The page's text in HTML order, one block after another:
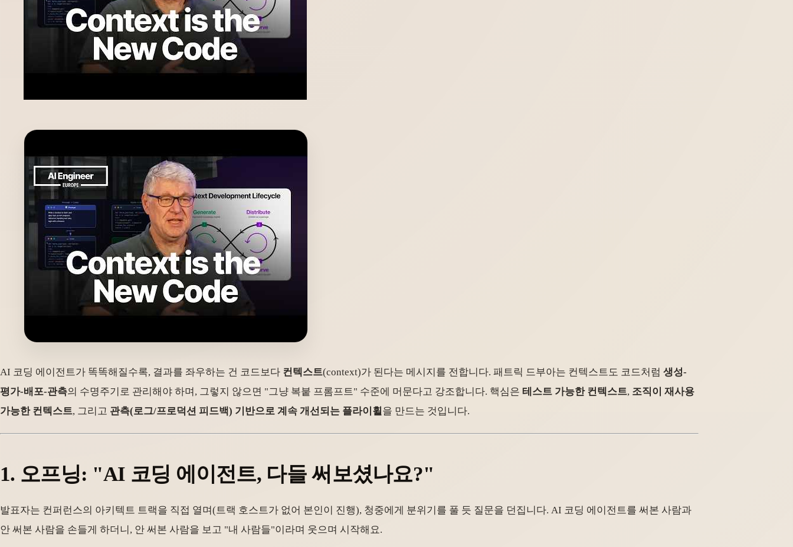
AI 코딩 에이전트가 똑똑해질수록, 결과를 좌우하는 건 코드보다 컨텍스트(context)가 된다는 메시지를 전합니다. 패트릭 드부아는 컨텍스트도 코드처럼 생성-
평가-배포-관측의 수명주기로 관리해야 하며, 그렇지 않으면 "그냥 복붙 프롬프트" 수준에 머문다고 강조합니다. 핵심은 테스트 가능한 컨텍스트, 조직이 재사용
가능한 컨텍스트, 그리고 관측(로그/프로덕션 피드백) 기반으로 계속 개선되는 플라이휠 을 만드는 것입니다.
1. 오프닝: "AI 코딩 에이전트, 다들 써보셨나요?"
발표자는 컨퍼런스의 아키텍트 트랙을 직접 열며(트랙 호스트가 없어 본인이 진행), 청중에게 분위기를 풀 듯 질문을 던집니다. AI 코딩 에이전트를 써본 사람과
안 써본 사람을 손들게 하더니, 안 써본 사람을 보고 "내 사람들"이라며 웃으며 시작해요.